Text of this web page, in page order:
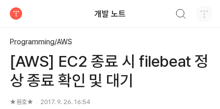
개발 노트
Programming/AWS
[AWS] EC2 종료 시 filebeat 정
상 종료 확인 및 대기
★용호★ 2017. 9. 26. 16:54